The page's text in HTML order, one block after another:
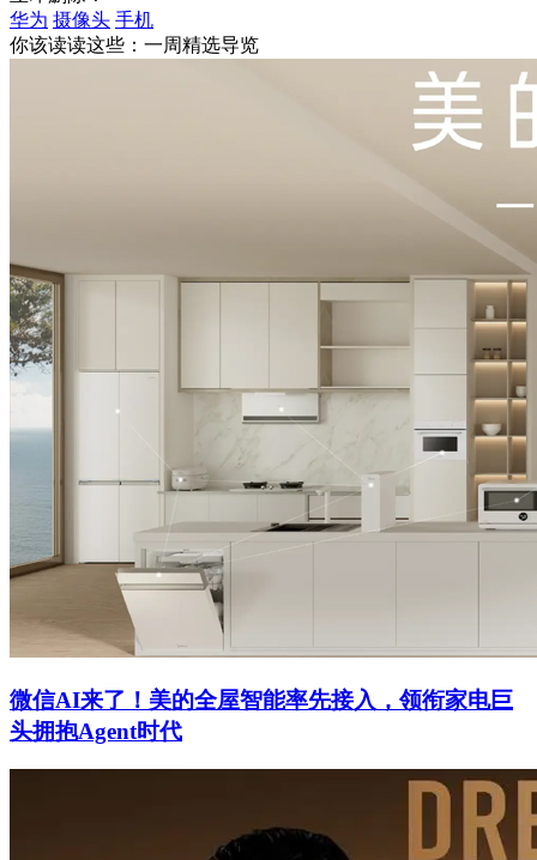
华为 摄像头 手机
你该读读这些：一周精选导览
微信AI来了！美的全屋智能率先接入，领衔家电巨
头拥抱Agent时代